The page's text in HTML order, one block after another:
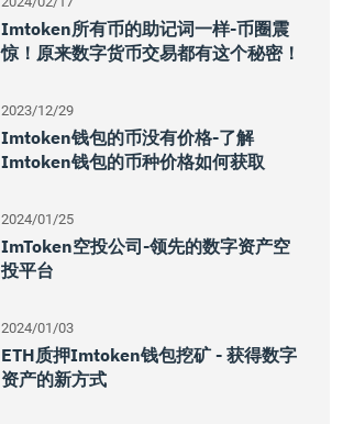
Imtoken所有币的助记词一样-币圈震
惊！原来数字货币交易都有这个秘密！
2023/12/29
Imtoken钱包的币没有价格-了解
Imtoken钱包的币种价格如何获取
2024/01/25
ImToken空投公司-领先的数字资产空
投平台
2024/01/03
ETH质押Imtoken钱包挖矿 - 获得数字
资产的新方式